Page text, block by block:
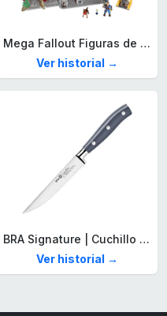
Mega Fallout Figuras de acción y Juguetes de construcción, Parada de Camiones Red Rocket con 824 Piezas, 2 Personajes articulados y Accesorios, para coleccionistas, HXT00
Ver historial →
BRA Signature | Cuchillo tomatero 120 mm, Acero Inoxidable alemán forjado con Molibdeno Vanadio, Mango Remachado ABS, Diseño Ergonómico, Hoja 1,6 mm espesor
Ver historial →